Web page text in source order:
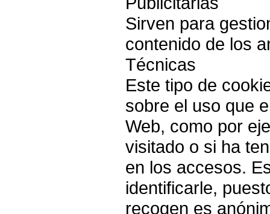
Sirven para
contenido de los
Técnicas
Este tipo de
sobre el uso que
Web, como por
visitado o si ha
en los accesos.
identificarle,
recogen es